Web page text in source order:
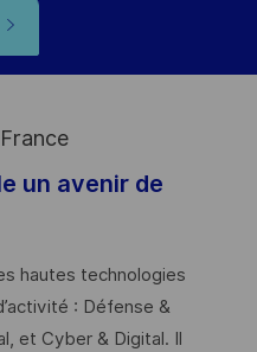
un avenir de
hautes technologies
: Défense &
et Cyber & Digital. Il